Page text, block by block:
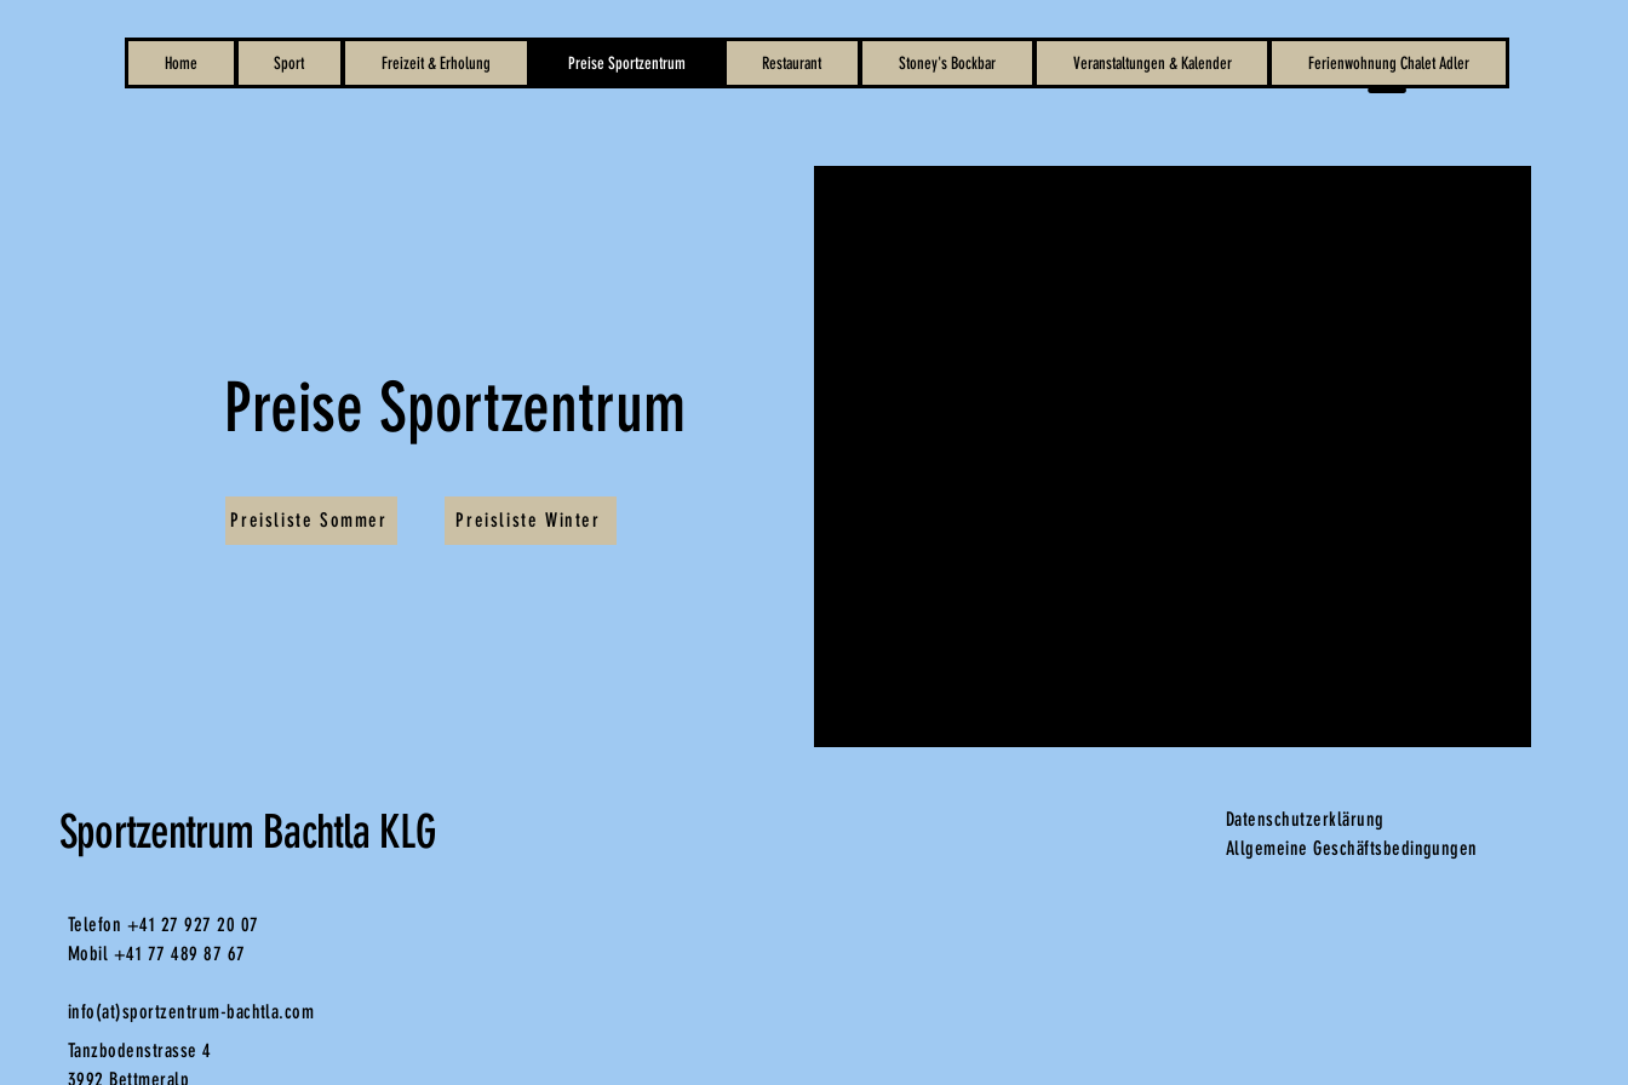
Home Sport Freizeit & Erholung Preise Sportzentrum Restaurant Stoney's Bockbar Veranstaltungen & Kalender Ferienwohnung Chalet Adler
Preise Sportzentrum
Preisliste Sommer Preisliste Winter
Sportzentrum Bachtla KLG
Telefon +41 27 927 20 07
Mobil +41 77 489 87 67
info(at)sportzentrum-bachtla.com
Tanzbodenstrasse 4
3992 Bettmeralp
Datenschutzerklärung
Allgemeine Geschäftsbedingungen